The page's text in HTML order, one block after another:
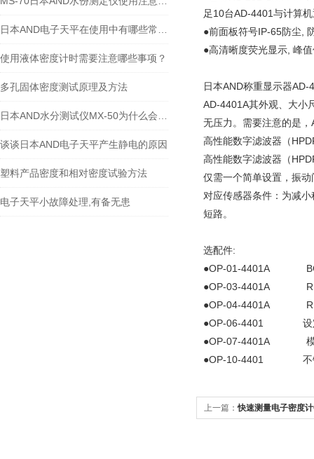
使用液体密度计时需要注意哪些事项？
多孔固体密度测试原理及方法
谈谈日本AND电子天平产生静电的原因
塑料产品密度和相对密度试验方法
电子天平小故障处理,有备无患
足10台AD-4401与计算
●前面板符号IP-65防尘
●高清晰度荧光显示 峰
日本AND称重显示器AD-
AD-4401A其外观、大小
无压力。需要注意的是，
高性能数字滤波器（
高性能数字滤波器（
仅需一个简单设置，振
对应传感器条件：为减
短路。
选配件:
●OP-01-4401A
●OP-03-4401A RS-
●OP-04-4401A
●OP-06-4401
●OP-07-4401A
●OP-10-4401
上一篇：快速测量电子密度